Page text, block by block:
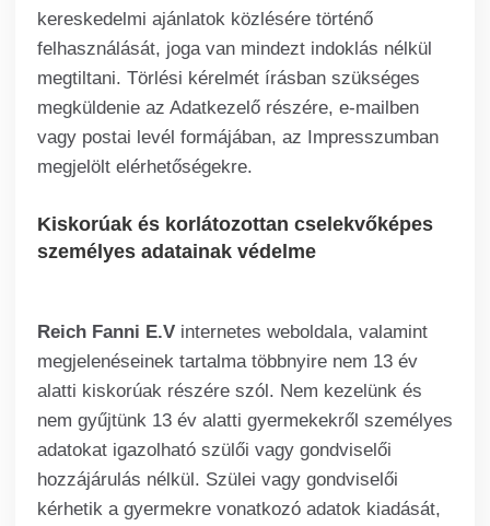
kereskedelmi ajánlatok közlésére történő
felhasználását, joga van mindezt indoklás nélkül
megtiltani. Törlési kérelmét írásban szükséges
megküldenie az Adatkezelő részére, e-mailben
vagy postai levél formájában, az Impresszumban
megjelölt elérhetőségekre.
Kiskorúak és korlátozottan cselekvőképes
személyes adatainak védelme
Reich Fanni E.V internetes weboldala, valamint
megjelenéseinek tartalma többnyire nem 13 év
alatti kiskorúak részére szól. Nem kezelünk és
nem gyűjtünk 13 év alatti gyermekekről személyes
adatokat igazolható szülői vagy gondviselői
hozzájárulás nélkül. Szülei vagy gondviselői
kérhetik a gyermekre vonatkozó adatok kiadását,